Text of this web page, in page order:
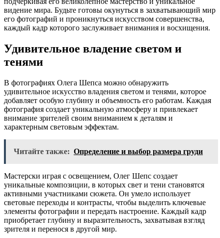
видение мира. Будьте готовы окунуться в захватывающий мир
его фотографий и проникнуться искусством совершенства,
каждый кадр которого заслуживает внимания и восхищения.
Удивительное владение светом и
тенями
В фотографиях Олега Шепса можно обнаружить
удивительное искусство владения светом и тенями, которое
добавляет особую глубину и объемность его работам. Каждая
фотография создает уникальную атмосферу и привлекает
внимание зрителей своим вниманием к деталям и
характерным световым эффектам.
Читайте также: Определение и выбор размера груди
Мастерски играя с освещением, Олег Шепс создает
уникальные композиции, в которых свет и тени становятся
активными участниками сюжета. Он умело использует
световые переходы и контрасты, чтобы выделить ключевые
элементы фотографии и передать настроение. Каждый кадр
приобретает глубину и выразительность, захватывая взгляд
зрителя и перенося в другой мир.